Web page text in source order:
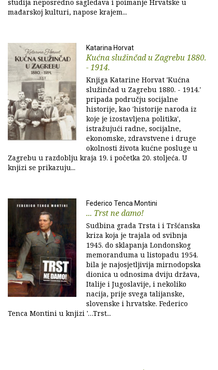
studija neposredno sagledava i poimanje Hrvatske u
mađarskoj kulturi, napose krajem...
Katarina Horvat
Kućna služinčad u Zagrebu 1880.
- 1914.
Knjiga Katarine Horvat 'Kućna
služinčad u Zagrebu 1880. - 1914.'
pripada području socijalne
historije, kao 'historije naroda iz
koje je izostavljena politika',
istražujući radne, socijalne,
ekonomske, zdravstvene i druge
okolnosti života kućne posluge u
Zagrebu u razdoblju kraja 19. i početka 20. stoljeća. U
knjizi se prikazuju...
Federico Tenca Montini
... Trst ne damo!
Sudbina grada Trsta i i Tršćanska
kriza koja je trajala od svibnja
1945. do sklapanja Londonskog
memoranduma u listopadu 1954.
bila je najosjetljivija mirnodopska
dionica u odnosima dviju država,
Italije i Jugoslavije, i nekoliko
nacija, prije svega talijanske,
slovenske i hrvatske. Federico
Tenca Montini u knjizi '…Trst...